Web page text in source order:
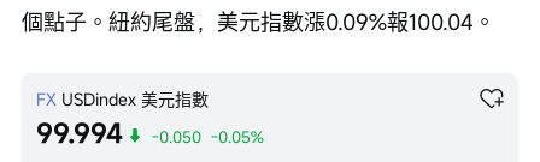
個點子。紐約尾盤，美元指數漲0.09%報100.04。
FX USDindex 美元指數
99.994 -0.050 -0.05%